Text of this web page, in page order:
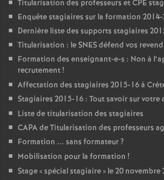
Titularisation des professeurs etCPE
Enquête stagiaires sur la formation
Dernière liste des supports stagiaires
Titularisation : leSNESdéfend vos
Formation des enseignant-e-s : Non à
recrutement!
Affectation des stagiaires 2015-16 à
Stagiaires 2015-16 : Tout savoir sur votre
Liste de titularisation des stagiaires
CAPAde Titularisation des professeurs
Formation ... sans formateur?
Mobilisation pour la formation !
Stage «spécial stagiaire» le 20 novembre